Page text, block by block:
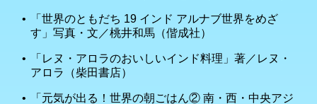
「世界のともだち 19 インド アルナブ世界をめざ
す」写真・文／桃井和馬（偕成社）
「レヌ・アロラのおいしいインド料理」著／レヌ・
アロラ（柴田書店）
「元気が出る！世界の朝ごはん② 南・西・中央アジ